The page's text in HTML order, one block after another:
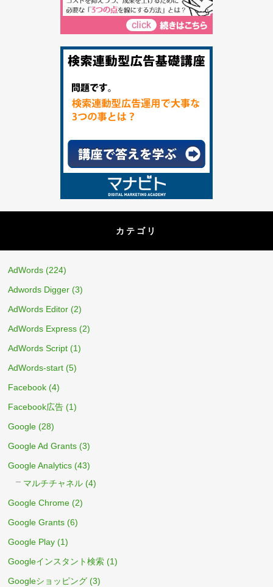
カテゴリ
AdWords (224)
Adwords Digger (3)
AdWords Editor (2)
AdWords Express (2)
AdWords Script (1)
AdWords-start (5)
Facebook (4)
Facebook広告 (1)
Google (28)
Google Ad Grants (3)
Google Analytics (43)
マルチチャネル (4)
Google Chrome (2)
Google Grants (6)
Google Play (1)
Googleインスタント検索 (1)
Googleショッピング (3)